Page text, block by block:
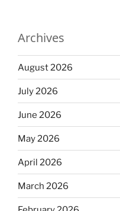
Archives
August 2026
July 2026
June 2026
May 2026
April 2026
March 2026